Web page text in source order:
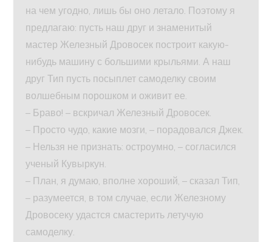
на чем угодно, лишь бы оно летало. Поэтому я
предлагаю: пусть наш друг и знаменитый
мастер Железный Дровосек построит какую-
нибудь машину с большими крыльями. А наш
друг Тип пусть посыплет самоделку своим
волшебным порошком и оживит ее.
– Браво! – вскричал Железный Дровосек.
– Просто чудо, какие мозги, – порадовался Джек.
– Нельзя не признать: остроумно, – согласился
ученый Кувыркун.
– План, я думаю, вполне хороший, – сказал Тип,
– разумеется, в том случае, если Железному
Дровосеку удастся смастерить летучую
самоделку.